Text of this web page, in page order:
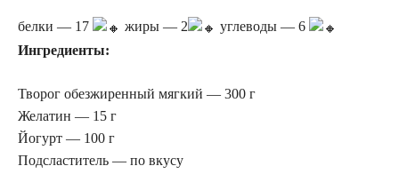
белки — 17 жиры — 2
углеводы — 6
Ингредиенты:
Творог обезжиренный мягкий — 300 г
Желатин — 15 г
Йогурт — 100 г
Подсластитель — по вкусу